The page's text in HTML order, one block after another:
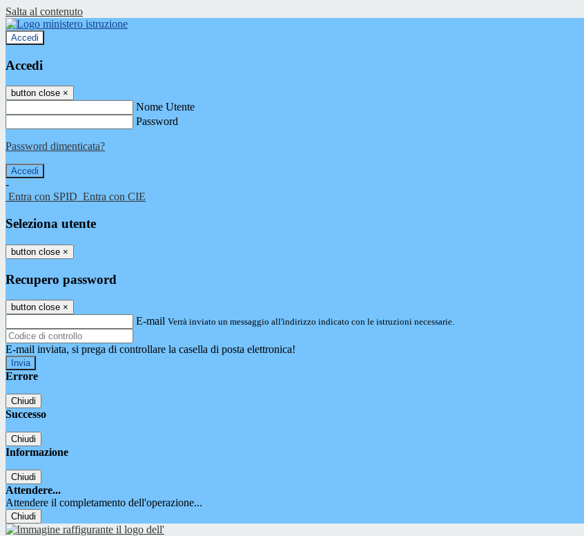
Salta al contenuto
Accedi
Accedi
button close ×
Nome Utente
Password
Password dimenticata?
-
Entra con SPID Entra con CIE
Seleziona utente
button close ×
Recupero password
button close ×
E-mail Verrà inviato un messaggio all'indirizzo indicato con le istruzioni necessarie.
E-mail inviata, si prega di controllare la casella di posta elettronica!
Errore
Chiudi
Successo
Chiudi
Informazione
Chiudi
Attendere...
Attendere il completamento dell'operazione...
Chiudi